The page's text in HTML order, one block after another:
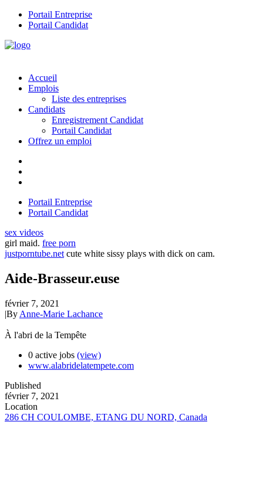
Portail Entreprise
Portail Candidat
Accueil
Emplois
Liste des entreprises
Candidats
Enregistrement Candidat
Portail Candidat
Offrez un emploi
Portail Entreprise
Portail Candidat
sex videos
girl maid. free porn
justporntube.net cute white sissy plays with dick on cam.
Aide-Brasseur.euse
février 7, 2021
|By Anne-Marie Lachance
À l'abri de la Tempête
0 active jobs (view)
www.alabridelatempete.com
Published
février 7, 2021
Location
286 CH COULOMBE, ETANG DU NORD, Canada